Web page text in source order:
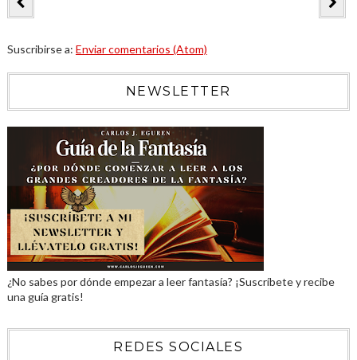
Suscribirse a: Enviar comentarios (Atom)
NEWSLETTER
¿No sabes por dónde empezar a leer fantasía? ¡Suscríbete y recibe
una guía gratis!
REDES SOCIALES